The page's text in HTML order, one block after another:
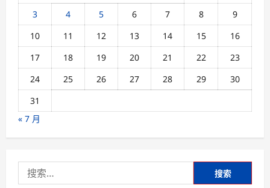
o
n
3
4 5 6 7 8
9
10
11 12 13 14 15
16
17
18 19 20 21 22
23
24
25 26 27 28 29
30
31
« 7 月
索：